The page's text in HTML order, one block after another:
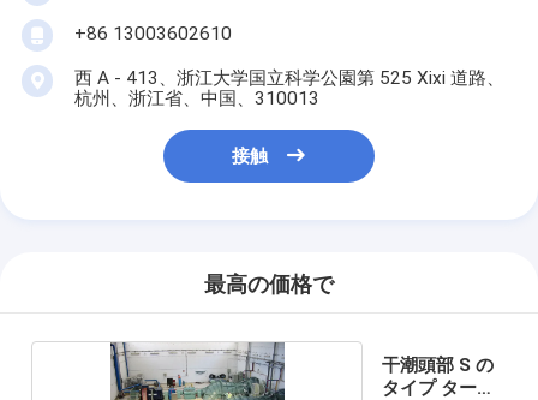
+86 13003602610
西 A - 413、浙江大学国立科学公園第 525 Xixi 道路、
杭州、浙江省、中国、310013
接触
最高の価格で
干潮頭部 S の
タイプ タービ